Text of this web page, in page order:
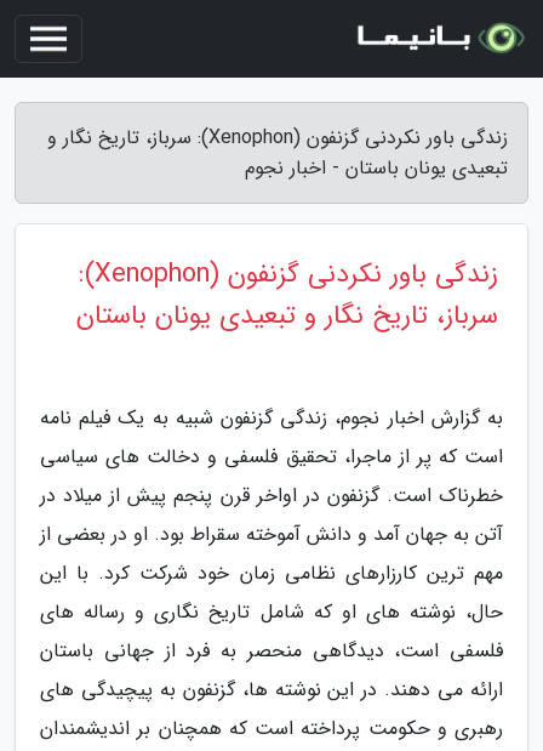
زندگی باور نکردنی گزنفون (Xenophon): سرباز، تاریخ نگار و
تبعیدی یونان باستان - اخبار نجوم
زندگی باور نکردنی گزنفون (Xenophon):
سرباز، تاریخ نگار و تبعیدی یونان باستان
به گزارش اخبار نجوم، زندگی گزنفون شبیه به یک فیلم نامه
است که پر از ماجرا، تحقیق فلسفی و دخالت های سیاسی
خطرناک است. گزنفون در اواخر قرن پنجم پیش از میلاد در
آتن به جهان آمد و دانش آموخته سقراط بود. او در بعضی از
مهم ترین کارزارهای نظامی زمان خود شرکت کرد. با این
حال، نوشته های او که شامل تاریخ نگاری و رساله های
فلسفی است، دیدگاهی منحصر به فرد از جهانی باستان
ارائه می دهند. در این نوشته ها، گزنفون به پیچیدگی های
رهبری و حکومت پرداخته است که همچنان بر اندیشمندان